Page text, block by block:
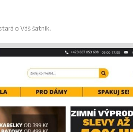
o Váš šatník.